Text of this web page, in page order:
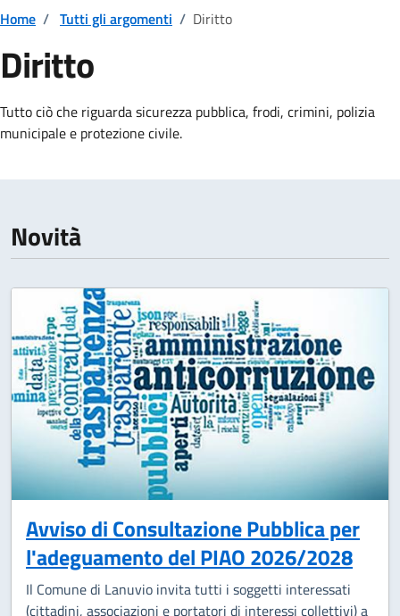
Home / Tutti gli argomenti / Diritto
Diritto
Dettagli della notizia
Tutto ciò che riguarda sicurezza pubblica, frodi, crimini, polizia
municipale e protezione civile.
Novità
Avviso di Consultazione Pubblica per
l'adeguamento del PIAO 2026/2028
Il Comune di Lanuvio invita tutti i soggetti interessati
(cittadini, associazioni e portatori di interessi collettivi) a